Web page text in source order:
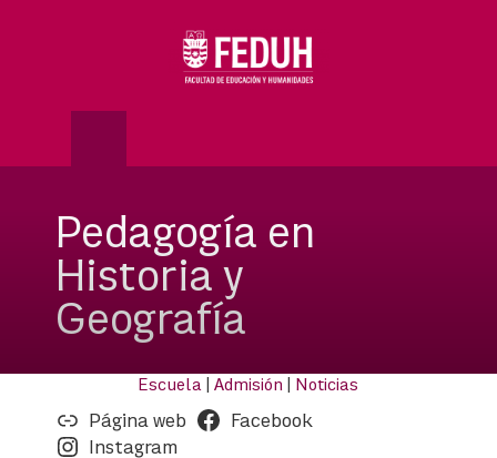
Pedagogía en
Historia y
Geografía
Escuela |Admisión Noticias
Página web
Facebook
Instagram